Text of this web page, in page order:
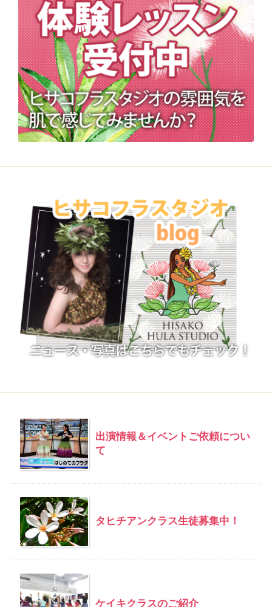
出演情報＆イベントご依頼につい
て
タヒチアンクラス生徒募集中！
ケイキクラスのご紹介